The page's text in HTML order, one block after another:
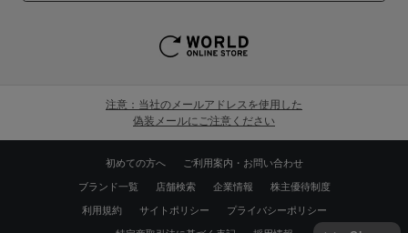
注意：当社のメールアドレスを使用した
偽装メールにご注意ください
初めての方へ ご利用案内・お問い合わせ
ブランド一覧 店舗検索 企業情報 株主優待制度
利用規約 サイトポリシー プライバシーポリシー